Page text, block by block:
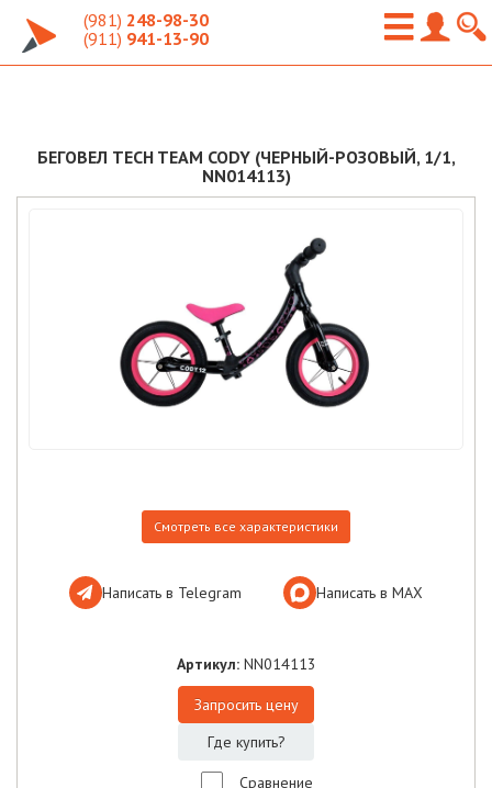
(981) 248-98-30
(911) 941-13-90
БЕГОВЕЛ TECH TEAM CODY (ЧЕРНЫЙ-РОЗОВЫЙ, 1/1,
NN014113)
Смотреть все характеристики
Написать в Telegram Написать в МАХ
Артикул: NN014113
Запросить цену
Где купить?
Сравнение